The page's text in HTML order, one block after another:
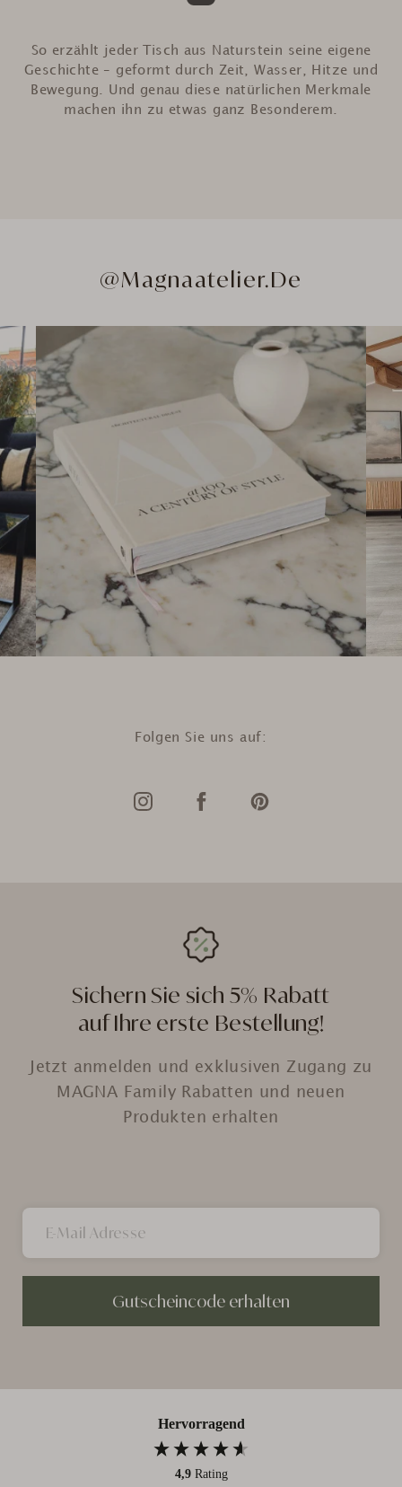
So erzählt jeder Tisch aus Naturstein seine eigene
Geschichte – geformt durch Zeit, Wasser, Hitze und
Bewegung. Und genau diese natürlichen Merkmale
machen ihn zu etwas ganz Besonderem.
@Magnaatelier.de
Folgen Sie uns auf:
Sichern Sie sich 5% Rabatt
auf Ihre erste Bestellung!
Jetzt anmelden und exklusiven Zugang zu
MAGNA Family Rabatten und neuen
Produkten erhalten
Gutscheincode erhalten
Hervorragend
4,9 Rating